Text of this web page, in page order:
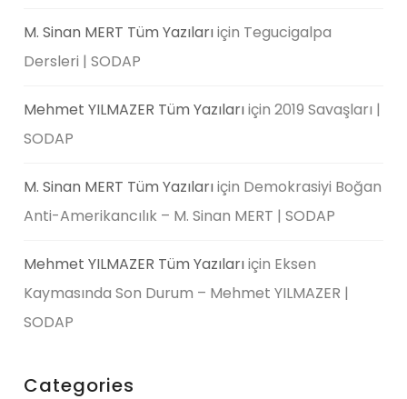
M. Sinan MERT Tüm Yazılarıiçin Tegucigalpa
Dersleri | SODAP
Mehmet YILMAZER Tüm Yazılarıiçin2019 Savaşları |
SODAP
M. Sinan MERT Tüm Yazılarıiçin Demokrasiyi Boğan
Anti-Amerikancılık – M. Sinan MERT | SODAP
Mehmet YILMAZER Tüm Yazılarıiçin Eksen
Kaymasında Son Durum – Mehmet YILMAZER |
SODAP
Categories